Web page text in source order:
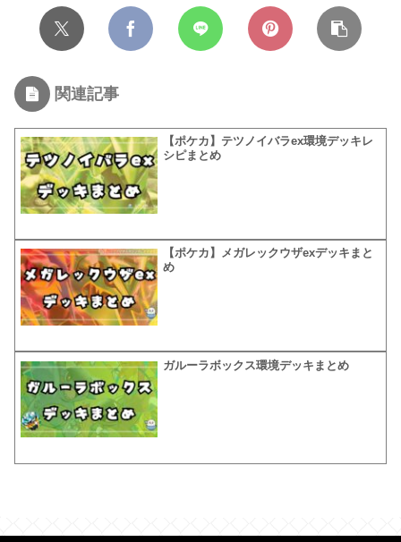
関連記事
【ポケカ】テツノイバラex環境デッキレ
シピまとめ
【ポケカ】メガレックウザexデッキまと
め
ガルーラボックス環境デッキまとめ